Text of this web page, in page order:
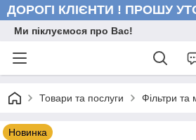
ДОРОГІ КЛІЄНТИ ! ПРОШУ
Ми піклуємося про Вас!
Товари та послуги Фільтри та
Новинка